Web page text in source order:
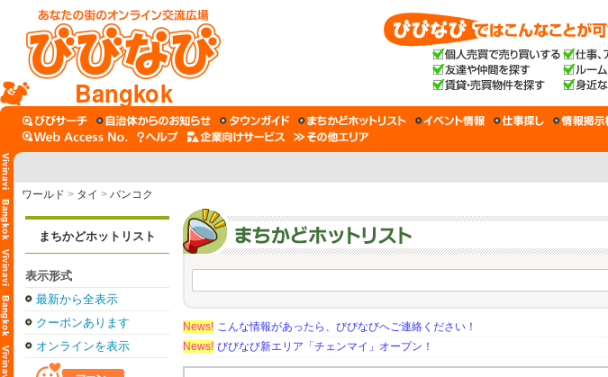
Bangkok
ワールド > タイ > バンコク
まちかどホットリスト
表示形式
最新から全表示
クーポンあります
オンラインを表示
News! こんな情報があったら、びびなびへご連絡ください！
News! びびなび新エリア「チェンマイ」オープン！